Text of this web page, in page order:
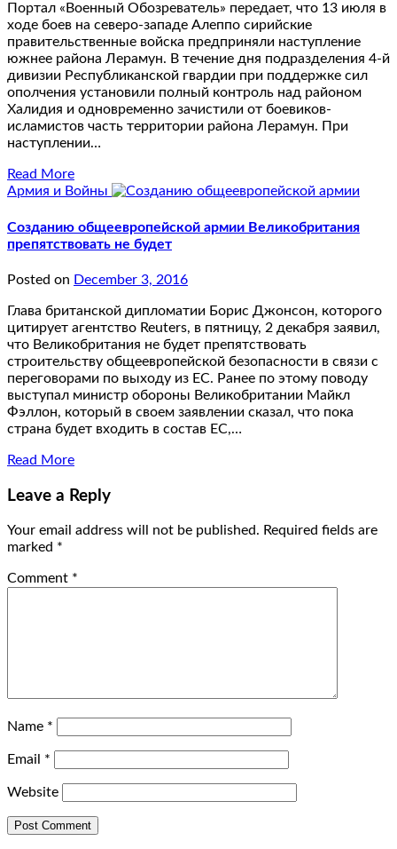
Портал «Военный Обозреватель» передает, что 13 июля в
ходе боев на северо-западе Алеппо сирийские
правительственные войска предприняли наступление
южнее района Лерамун. В течение дня подразделения 4-й
дивизии Республиканской гвардии при поддержке сил
ополчения установили полный контроль над районом
Халидия и одновременно зачистили от боевиков-
исламистов часть территории района Лерамун. При
наступлении…
Read More
Армия и Войны
Созданию общеевропейской армии Великобритания
препятствовать не будет
Posted on December 3, 2016
Глава британской дипломатии Борис Джонсон, которого
цитирует агентство Reuters, в пятницу, 2 декабря заявил,
что Великобритания не будет препятствовать
строительству общеевропейской безопасности в связи с
переговорами по выходу из ЕС. Ранее по этому поводу
выступал министр обороны Великобритании Майкл
Фэллон, который в своем заявлении сказал, что пока
страна будет входить в состав ЕС,…
Read More
Leave a Reply
Your email address will not be published. Required fields are
marked *
Comment *
Name *
Email *
Website